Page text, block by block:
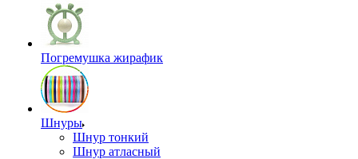
Погремушка жирафик
Шнуры
Шнур тонкий
Шнур атласный